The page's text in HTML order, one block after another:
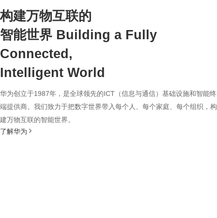
构建万物互联的
智能世界 Building a Fully
Connected,
Intelligent World
华为创立于1987年，是全球领先的ICT（信息与通信）基础设施和智能终
端提供商。我们致力于把数字世界带入每个人、每个家庭、每个组织，构
建万物互联的智能世界。
了解华为